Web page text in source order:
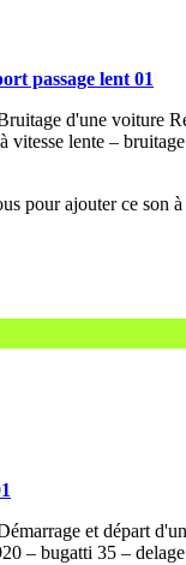
passage lent 01
d'une voiture
vitesse lente –
et départ
– bugatti 35 –